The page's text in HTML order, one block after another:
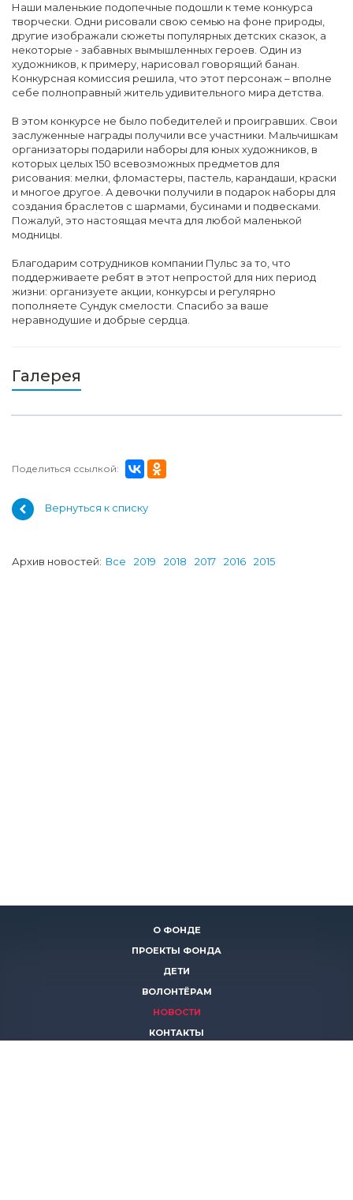
Наши маленькие подопечные подошли к теме конкурса
творчески. Одни рисовали свою семью на фоне природы,
другие изображали сюжеты популярных детских сказок, а
некоторые - забавных вымышленных героев. Один из
художников, к примеру, нарисовал говорящий банан.
Конкурсная комиссия решила, что этот персонаж – вполне
себе полноправный житель удивительного мира детства.
В этом конкурсе не было победителей и проигравших. Свои
заслуженные награды получили все участники. Мальчишкам
организаторы подарили наборы для юных художников, в
которых целых 150 всевозможных предметов для
рисования: мелки, фломастеры, пастель, карандаши, краски
и многое другое. А девочки получили в подарок наборы для
создания браслетов с шармами, бусинами и подвесками.
Пожалуй, это настоящая мечта для любой маленькой
модницы.
Благодарим сотрудников компании Пульс за то, что
поддерживаете ребят в этот непростой для них период
жизни: организуете акции, конкурсы и регулярно
пополняете Сундук смелости. Спасибо за ваше
неравнодушие и добрые сердца.
Галерея
Поделиться ссылкой:
Вернуться к списку
Архив новостей: Все 2019 2018 2017 2016 2015
О ФОНДЕ
ПРОЕКТЫ ФОНДА
ДЕТИ
ВОЛОНТЁРАМ
НОВОСТИ
КОНТАКТЫ